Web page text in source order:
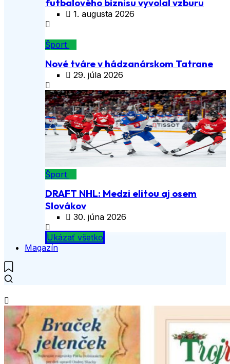
futbalového biznisu vyvolal vzburu
1. augusta 2026
Šport
Nové tváre v hádzanárskom Tatrane
29. júla 2026
Šport
DRAFT NHL: Medzi elitou aj osem
Slovákov
30. júna 2026
Ukázať všetko
Magazín